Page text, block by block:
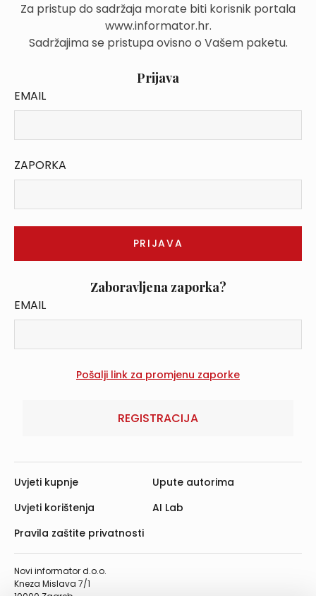
Za pristup do sadržaja morate biti korisnik portala
www.informator.hr.
Sadržajima se pristupa ovisno o Vašem paketu.
Prijava
EMAIL
ZAPORKA
Zaboravljena zaporka?
EMAIL
REGISTRACIJA
Novi informator d.o.o.
Kneza Mislava 7/1
Uvjeti kupnje
Uvjeti korištenja
Pravila zaštite privatnosti
Upute autorima
AI Lab